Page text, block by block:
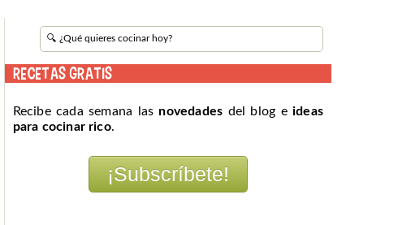
RECETAS GRATIS
Recibe cada semana las novedades del blog e ideas
para cocinar rico.